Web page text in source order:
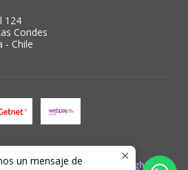
124
Condes
- Chile
Desarrollado por
Blacklight
un mensaje de